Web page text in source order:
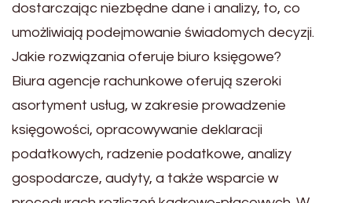
dostarczając niezbędne dane i analizy, to, co
umożliwiają podejmowanie świadomych decyzji.
Jakie rozwiązania oferuje biuro księgowe?
Biura agencje rachunkowe oferują szeroki
asortyment usług, w zakresie prowadzenie
księgowości, opracowywanie deklaracji
podatkowych, radzenie podatkowe, analizy
gospodarcze, audyty, a także wsparcie w